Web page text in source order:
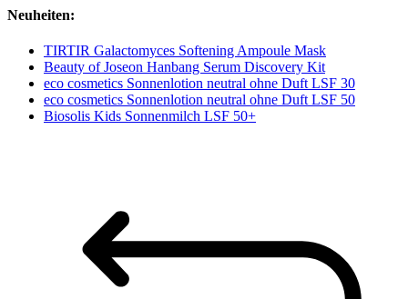
Neuheiten:
TIRTIR Galactomyces Softening Ampoule Mask
Beauty of Joseon Hanbang Serum Discovery Kit
eco cosmetics Sonnenlotion neutral ohne Duft LSF 30
eco cosmetics Sonnenlotion neutral ohne Duft LSF 50
Biosolis Kids Sonnenmilch LSF 50+